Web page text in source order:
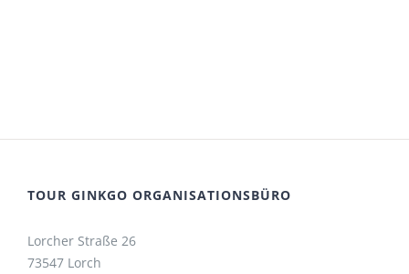
TOUR GINKGO ORGANISATIONSBÜRO
Lorcher Straße 26
73547 Lorch